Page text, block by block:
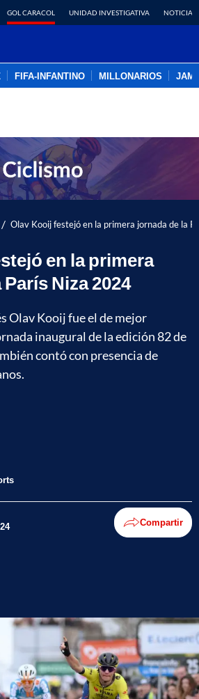
GOL CARACOL UNIDAD INVESTIGATIVA NOTICIAS
FIFA-INFANTINO MILLONARIOS
/ Olav Kooij festejó en la primera jornada de la
en la primera
Niza 2024
Olav Kooij fue el de mejor
inaugural de la edición 82 de
contó con presencia de
Compartir